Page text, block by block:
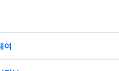
여